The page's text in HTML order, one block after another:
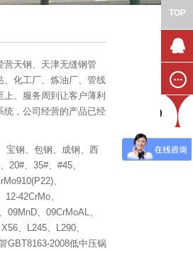
营天钢、天津无缝钢管
、化工厂、炼油厂、管线
、服务周到让客户薄利
统，公司经营的产品已经
宝钢、包钢、成钢、西
20#、35#、#45、
、
42CrMo、
、09CrMoAL、
、L245、L290、
GBT8163-2008低中压锅
TOP
在线留
言